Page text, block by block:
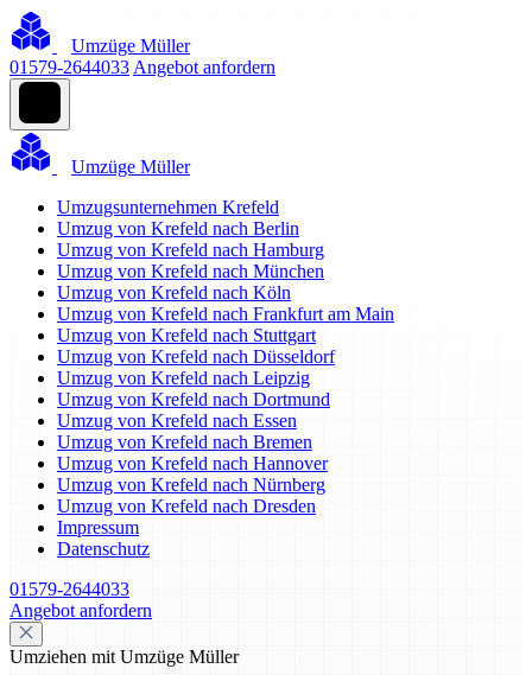
Umzüge Müller
01579-2644033 Angebot anfordern
Umzüge Müller
Umzugsunternehmen Krefeld
Umzug von Krefeld nach Berlin
Umzug von Krefeld nach Hamburg
Umzug von Krefeld nach München
Umzug von Krefeld nach Köln
Umzug von Krefeld nach Frankfurt am Main
Umzug von Krefeld nach Stuttgart
Umzug von Krefeld nach Düsseldorf
Umzug von Krefeld nach Leipzig
Umzug von Krefeld nach Dortmund
Umzug von Krefeld nach Essen
Umzug von Krefeld nach Bremen
Umzug von Krefeld nach Hannover
Umzug von Krefeld nach Nürnberg
Umzug von Krefeld nach Dresden
Impressum
Datenschutz
01579-2644033
Angebot anfordern
Umziehen mit Umzüge Müller